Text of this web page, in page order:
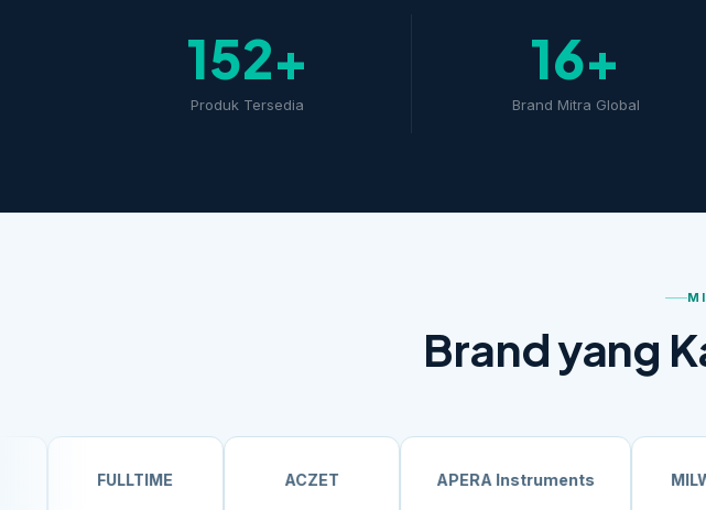
152+
Produk Tersedia
16+
Brand Mitra Global
Brand yang
APERA Instruments MILWAUKEE